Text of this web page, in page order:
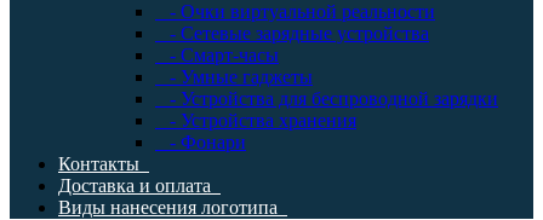
- Очки виртуальной реальности
- Сетевые зарядные устройства
- Смарт-часы
- Умные гаджеты
- Устройства для беспроводной зарядки
- Устройства хранения
- Фонари
Контакты
Доставка и оплата
Виды нанесения логотипа